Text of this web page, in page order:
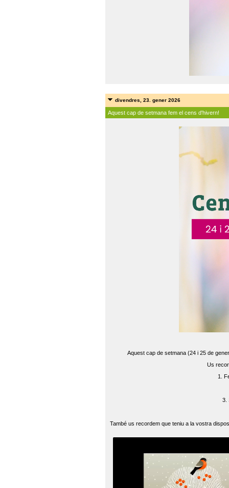
divendres, 23. gener 2026
Aquest cap de setmana fem el cens d'hivern!
Aquest cap de setmana (24 i 25 de
Us
1.
3.
També us recordem que teniu a la vostra